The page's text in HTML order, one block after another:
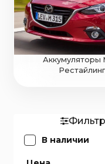
Аккумуляторы
В наличии